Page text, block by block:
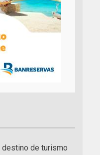
de turismo